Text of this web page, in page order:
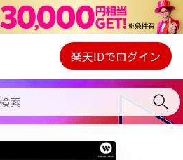
Webプレイヤー
ご契約内容の確認・変更
楽天IDでログイン